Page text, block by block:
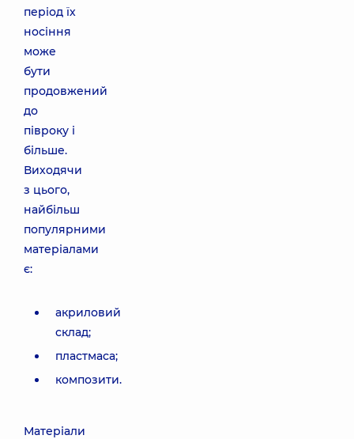
період їх
носіння
може
бути
продовжений
до
півроку і
більше.
Виходячи
з цього,
найбільш
популярними
матеріалами
є:
акриловий
склад;
пластмаса;
композити.
Матеріали